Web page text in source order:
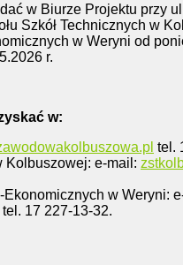
w Biurze Projektu przy
Szkół Technicznych w
w Weryni od
r.
w:
tel.
Kolbuszowej: e-mail:
w Weryni:
tel. 17 227-13-32.